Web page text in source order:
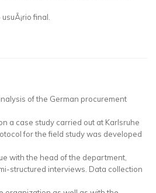
final.
of the German procurement
a case study carried out at Karlsruhe
for the field study was developed
with the head of the department,
structured interviews. Data collection